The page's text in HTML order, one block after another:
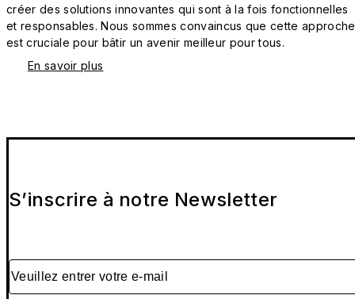
créer des solutions innovantes qui sont à la fois fonctionnelles
et responsables. Nous sommes convaincus que cette approche
est cruciale pour bâtir un avenir meilleur pour tous.
En savoir plus
S’inscrire à notre Newsletter
Veuillez entrer votre e-mail